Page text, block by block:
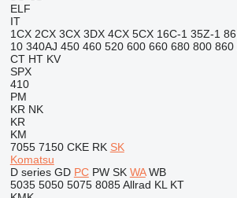
ELF
IT
1CX 2CX 3CX 3DX 4CX 5CX 16C-1 35Z-1 86
10 340AJ 450 460 520 600 660 680 800 860
CT HT KV
SPX
410
PM
KR NK
KR
KM
7055 7150 CKE RK SK
Komatsu
D series GD PC PW SK WA WB
5035 5050 5075 8085 Allrad KL KT